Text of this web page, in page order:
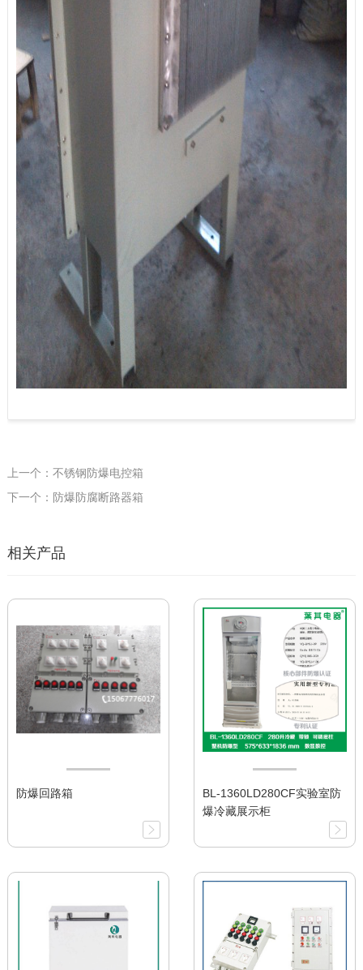
上一个：不锈钢防爆电控箱
下一个：防爆防腐断路器箱
相关产品
防爆回路箱
BL-1360LD280CF实验室防
爆冷藏展示柜